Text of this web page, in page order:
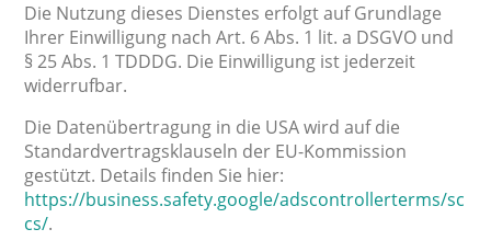
Die Nutzung dieses Dienstes erfolgt auf Grundlage
Ihrer Einwilligung nach Art. 6 Abs. 1 lit. a DSGVO und
§ 25 Abs. 1 TDDDG. Die Einwilligung ist jederzeit
widerrufbar.
Die Datenübertragung in die USA wird auf die
Standardvertragsklauseln der EU-Kommission
gestützt. Details finden Sie hier:
https://business.safety.google/adscontrollerterms/sc
cs/.